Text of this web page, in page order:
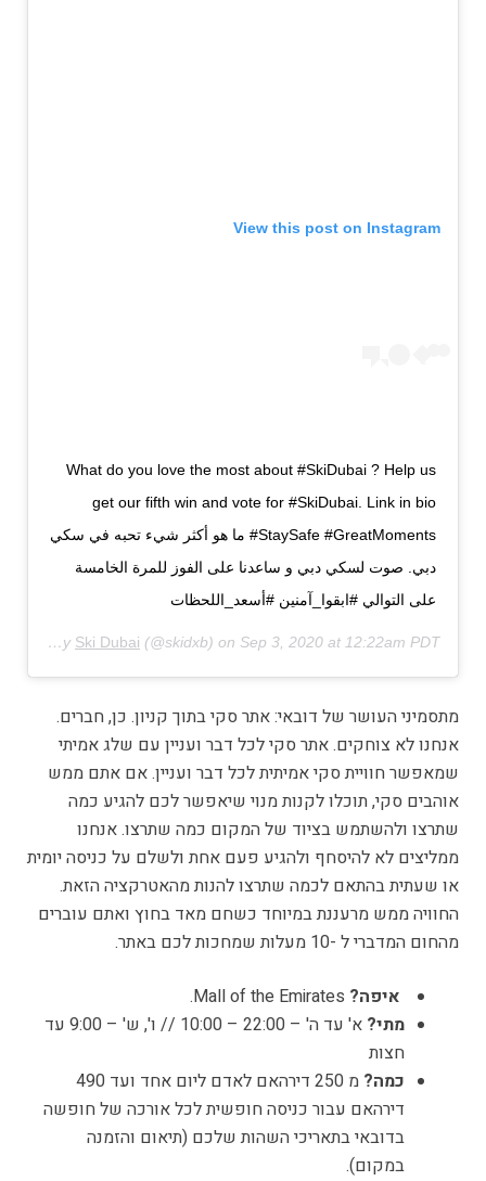
View this post on Instagram
What do you love the most about #SkiDubai ? Help us
get our fifth win and vote for #SkiDubai. Link in bio
#StaySafe #GreatMoments ما هو أكثر شيء تحبه في سكي
دبي. صوت لسكي دبي و ساعدنا على الفوز للمرة الخامسة
على التوالي #ابقوا_آمنين #أسعد_اللحظات
A post shared by Ski Dubai(@skidxb) onSep 3, 2020 at 12:22am PDT
מתסמיני העושר של דובאי: אתר סקי בתוך קניון. כן, חברים.
אנחנו לא צוחקים. אתר סקי לכל דבר ועניין עם שלג אמיתי
שמאפשר חוויית סקי אמיתית לכל דבר ועניין. אם אתם ממש
אוהבים סקי, תוכלו לקנות מנוי שיאפשר לכם להגיע כמה
שתרצו ולהשתמש בציוד של המקום כמה שתרצו. אנחנו
ממליצים לא להיסחף ולהגיע פעם אחת ולשלם על כניסה יומית
או שעתית בהתאם לכמה שתרצו להנות מהאטרקציה הזאת.
החוויה ממש מרעננת במיוחד כשחם מאד בחוץ ואתם עוברים
מהחום המדברי ל -10 מעלות שמחכות לכם באתר.
איפה?Mall of the Emirates.
מתי?
א' עד ה' – 22:00 – 10:00 // ו', ש' – 9:00 עד
חצות
כמה?
מ 250 דירהאם לאדם ליום אחד ועד 490
דירהאם עבור כניסה חופשית לכל אורכה של חופשה
בדובאי בתאריכי השהות שלכם (תיאום והזמנה
במקום).